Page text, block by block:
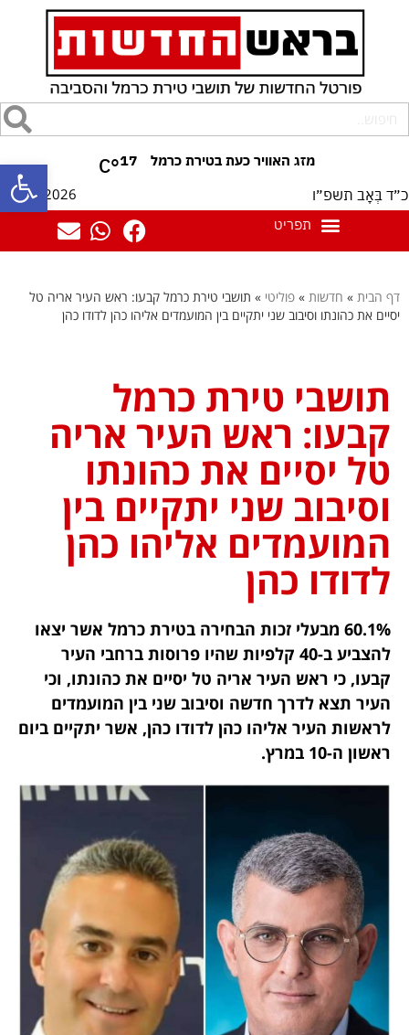
פתח 17
°C
כ״ד בְּאָב תשפ״ו 07/08/2026
דף הבית » חדשות » פוליטי » תושבי טירת כרמל קבעו: ראש העיר אריה טל
יסיים את כהונתו וסיבוב שני יתקיים בין המועמדים אליהו כהן לדודו כהן
תושבי טירת כרמל
קבעו: ראש העיר אריה
טל יסיים את כהונתו
וסיבוב שני יתקיים בין
המועמדים אליהו כהן
לדודו כהן
60.1% מבעלי זכות הבחירה בטירת כרמל אשר יצאו
להצביע ב-40 קלפיות שהיו פרוסות ברחבי העיר
קבעו, כי ראש העיר אריה טל יסיים את כהונתו, וכי
העיר תצא לדרך חדשה וסיבוב שני בין המועמדים
לראשות העיר אליהו כהן לדודו כהן, אשר יתקיים ביום
ראשון ה-10 במרץ.